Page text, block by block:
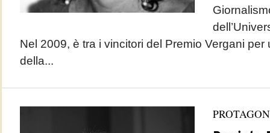
Nel 2009, è tra i vincitori del Premio Vergani per
della...